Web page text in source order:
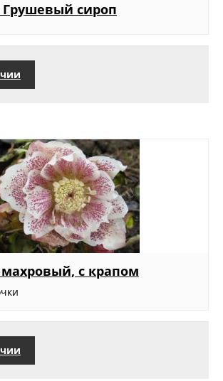
сироп
с крапом